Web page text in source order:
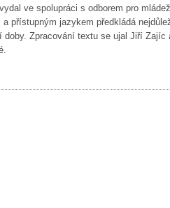
ve spolupráci s odborem pro
a přístupným jazykem předkládá
Zpracování textu se ujal Jiří Zajíc